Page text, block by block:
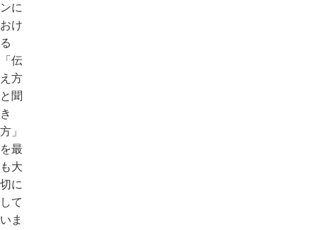
ンに
おけ
る
「伝
え方
と聞
き
方」
を最
も大
切に
して
いま